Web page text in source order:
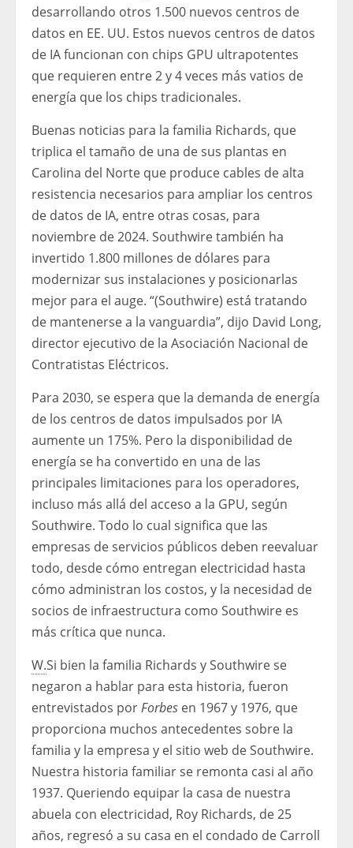
desarrollando otros 1.500 nuevos centros de
datos en EE. UU. Estos nuevos centros de datos
de IA funcionan con chips GPU ultrapotentes
que requieren entre 2 y 4 veces más vatios de
energía que los chips tradicionales.
Buenas noticias para la familia Richards, que
triplica el tamaño de una de sus plantas en
Carolina del Norte que produce cables de alta
resistencia necesarios para ampliar los centros
de datos de IA, entre otras cosas, para
noviembre de 2024. Southwire también ha
invertido 1.800 millones de dólares para
modernizar sus instalaciones y posicionarlas
mejor para el auge. “(Southwire) está tratando
de mantenerse a la vanguardia”, dijo David Long,
director ejecutivo de la Asociación Nacional de
Contratistas Eléctricos.
Para 2030, se espera que la demanda de energía
de los centros de datos impulsados ​​por IA
aumente un 175%. Pero la disponibilidad de
energía se ha convertido en una de las
principales limitaciones para los operadores,
incluso más allá del acceso a la GPU, según
Southwire. Todo lo cual significa que las
empresas de servicios públicos deben reevaluar
todo, desde cómo entregan electricidad hasta
cómo administran los costos, y la necesidad de
socios de infraestructura como Southwire es
más crítica que nunca.
W.Si bien la familia Richards y Southwire se
negaron a hablar para esta historia, fueron
entrevistados porForbes en 1967 y 1976, que
proporciona muchos antecedentes sobre la
familia y la empresa y el sitio web de Southwire.
Nuestra historia familiar se remonta casi al año
1937. Queriendo equipar la casa de nuestra
abuela con electricidad, Roy Richards, de 25
años, regresó a su casa en el condado de Carroll